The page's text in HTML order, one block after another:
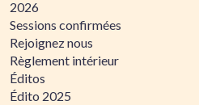
2026
Sessions confirmées
Rejoignez nous
Règlement intérieur
Éditos
Édito 2025